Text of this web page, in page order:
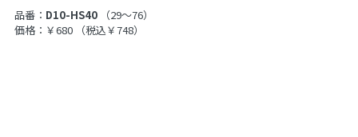
品番： D10-HS40
（29〜76）
価格：￥680
（税込￥748）